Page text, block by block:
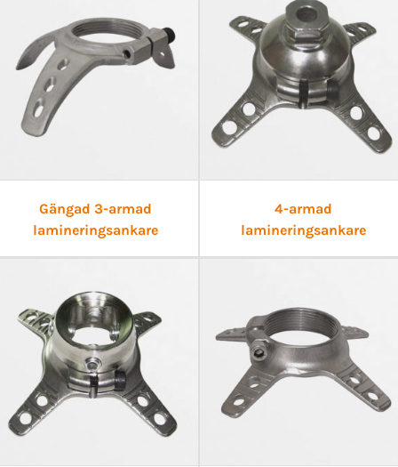
Gängad 3-armad
lamineringsankare
4-armad
lamineringsankare